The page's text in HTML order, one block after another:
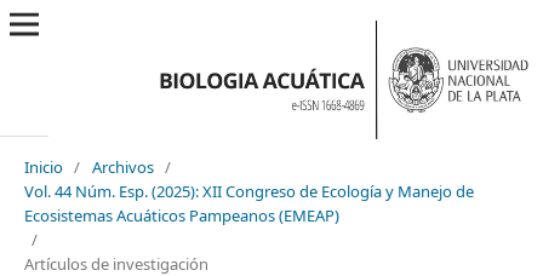
Inicio / Archivos /
Vol. 44 Núm. Esp. (2025): XII Congreso de Ecología y Manejo de
Ecosistemas Acuáticos Pampeanos (EMEAP)
/
Artículos de investigación